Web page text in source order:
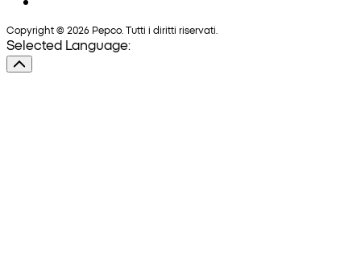
Copyright © 2026 Pepco. Tutti i diritti riservati.
Selected Language: